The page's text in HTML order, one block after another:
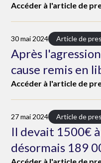
Accéder à l'article de
30 mai 2024 Article de
Après
cause remis en
Accéder à l'article de
27 mai 2024 Article de
Il devait 1500€
désormais 189